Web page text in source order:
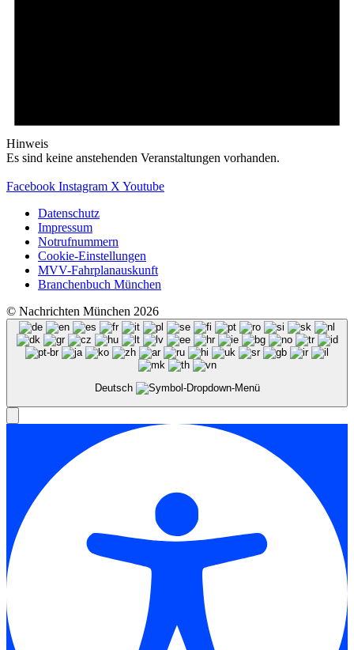
Hinweis
Es sind keine anstehenden Veranstaltungen vorhanden.
Facebook Instagram X Youtube
Datenschutz
Impressum
Notrufnummern
Cookie-Einstellungen
MVV-Fahrplanauskunft
Branchenbuch München
© Nachrichten München 2026
Deutsch